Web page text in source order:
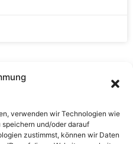
verwenden wir Technologien wie
und/oder darauf
zustimmst, können wir Daten